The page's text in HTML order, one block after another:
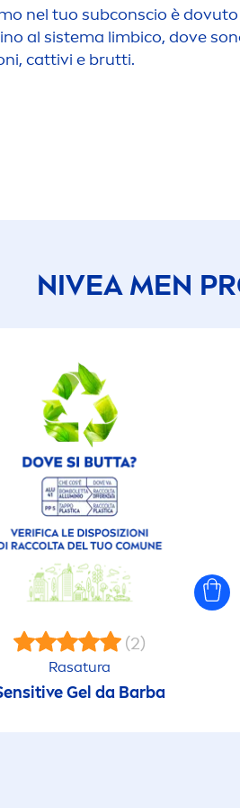
nel tuo subconscio è dovuto
al sistema limbico, dove
cattivi e brutti.
NIVEA MEN
(2)
Rasatura
Gel da Barba